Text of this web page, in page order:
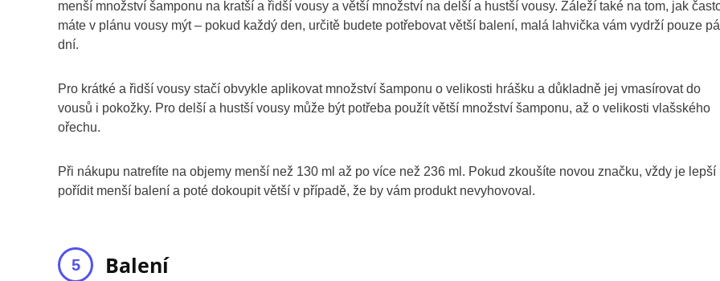
menší množství šamponu na kratší a řidší vousy a větší množství na delší a hustší vousy. Záleží také na tom, jak
máte v plánu vousy mýt – pokud každý den, určitě budete potřebovat větší balení, malá lahvička vám vydrží pouze
dní.
Pro krátké a řidší vousy stačí obvykle aplikovat množství šamponu o velikosti hrášku a důkladně jej vmasírovat do
vousů i pokožky. Pro delší a hustší vousy může být potřeba použít větší množství šamponu, až o velikosti vlašského
ořechu.
Při nákupu natrefíte na objemy menší než 130 ml až po více než 236 ml. Pokud zkoušíte novou značku, vždy je lepší
pořídit menší balení a poté dokoupit větší v případě, že by vám produkt nevyhovoval.
Balení